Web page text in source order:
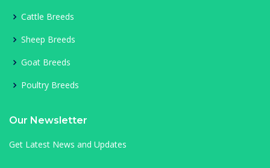
Cattle Breeds
Sheep Breeds
Goat Breeds
Poultry Breeds
Our Newsletter
Get Latest News and Updates